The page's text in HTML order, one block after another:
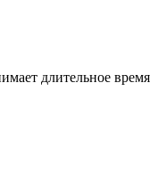
длительное